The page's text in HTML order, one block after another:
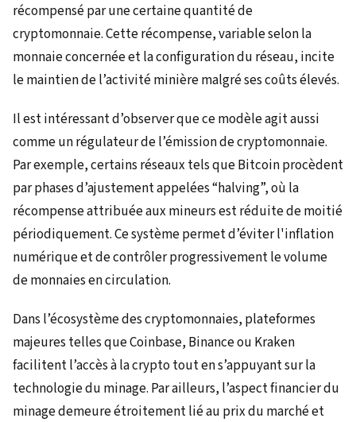
récompensé par une certaine quantité de
cryptomonnaie. Cette récompense, variable selon la
monnaie concernée et la configuration du réseau, incite
le maintien de l’activité minière malgré ses coûts élevés.
Il est intéressant d’observer que ce modèle agit aussi
comme un régulateur de l’émission de cryptomonnaie.
Par exemple, certains réseaux tels que Bitcoin procèdent
par phases d’ajustement appelées “halving”, où la
récompense attribuée aux mineurs est réduite de moitié
périodiquement. Ce système permet d’éviter l'inflation
numérique et de contrôler progressivement le volume
de monnaies en circulation.
Dans l’écosystème des cryptomonnaies, plateformes
majeures telles que Coinbase, Binance ou Kraken
facilitent l’accès à la crypto tout en s’appuyant sur la
technologie du minage. Par ailleurs, l’aspect financier du
minage demeure étroitement lié au prix du marché et